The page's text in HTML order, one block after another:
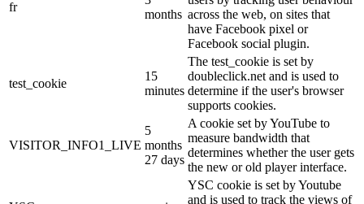
fr
months across the web, on sites that
have Facebook pixel or
Facebook social plugin.
test_cookie
15
minutes
The test_cookie is set by
doubleclick.net and is used to
determine if the user's browser
supports cookies.
VISITOR_INFO1_LIVE
5
months
27 days
A cookie set by YouTube to
measure bandwidth that
determines whether the user gets
the new or old player interface.
YSC cookie is set by Youtube
and is used to track the views of